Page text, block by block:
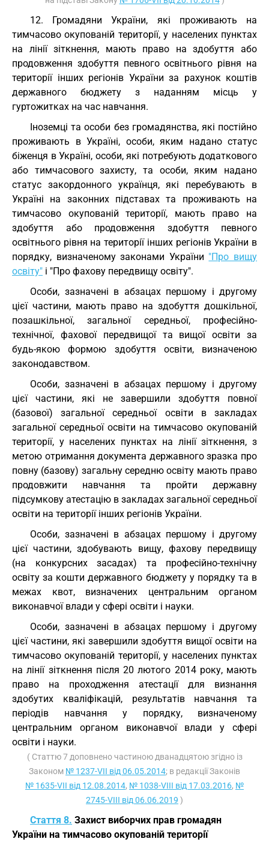
12. Громадяни України, які проживають на
тимчасово окупованій території, у населених пунктах
на лінії зіткнення, мають право на здобуття або
продовження здобуття певного освітнього рівня на
території інших регіонів України за рахунок коштів
державного бюджету з наданням місць у
гуртожитках на час навчання.
Іноземці та особи без громадянства, які постійно
проживають в Україні, особи, яким надано статус
біженця в Україні, особи, які потребують додаткового
або тимчасового захисту, та особи, яким надано
статус закордонного українця, які перебувають в
Україні на законних підставах та проживають на
тимчасово окупованій території, мають право на
здобуття або продовження здобуття певного
освітнього рівня на території інших регіонів України в
порядку, визначеному законами України "Про вищу
освіту" і "Про фахову передвищу освіту".
Особи, зазначені в абзацах першому і другому
цієї частини, мають право на здобуття дошкільної,
позашкільної, загальної середньої, професійно-
технічної, фахової передвищої та вищої освіти за
будь-якою формою здобуття освіти, визначеною
законодавством.
Особи, зазначені в абзацах першому і другому
цієї частини, які не завершили здобуття повної
(базової) загальної середньої освіти в закладах
загальної середньої освіти на тимчасово окупованій
території, у населених пунктах на лінії зіткнення, з
метою отримання документа державного зразка про
повну (базову) загальну середню освіту мають право
продовжити навчання та пройти державну
підсумкову атестацію в закладах загальної середньої
освіти на території інших регіонів України.
Особи, зазначені в абзацах першому і другому
цієї частини, здобувають вищу, фахову передвищу
(на конкурсних засадах) та професійно-технічну
освіту за кошти державного бюджету у порядку та в
межах квот, визначених центральним органом
виконавчої влади у сфері освіти і науки.
Особи, зазначені в абзацах першому і другому
цієї частини, які завершили здобуття вищої освіти на
тимчасово окупованій території, у населених пунктах
на лінії зіткнення після 20 лютого 2014 року, мають
право на проходження атестації для визнання
здобутих кваліфікацій, результатів навчання та
періодів навчання у порядку, визначеному
центральним органом виконавчої влади у сфері
освіти і науки.
( Статтю 7 доповнено частиною дванадцятою згідно із
Законом № 1237-VII від 06.05.2014; в редакції Законів
№ 1635-VII від 12.08.2014, № 1038-VIII від 17.03.2016, №
2745-VIII від 06.06.2019 )
Стаття 8. Захист виборчих прав громадян
України на тимчасово окупованій території